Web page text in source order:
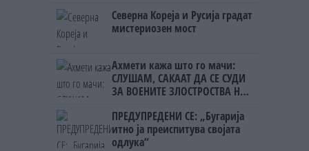
Северна Кореја и Русија градат
мистериозен мост
Ахмети кажа што го мачи:
СЛУШАМ, САКААТ ДА СЕ СУДИ
ЗА ВОЕНИТЕ ЗЛОСТРОСТВА НА
ПРЕДУПРЕДЕНИ СЕ: „Бугарија
итно ја преиспитува својата
одлука“